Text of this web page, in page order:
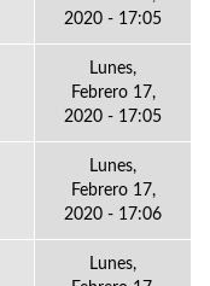
2020 - 17:05
Lunes,
Febrero 17,
2020 - 17:05
Lunes,
Febrero 17,
2020 - 17:06
Lunes,